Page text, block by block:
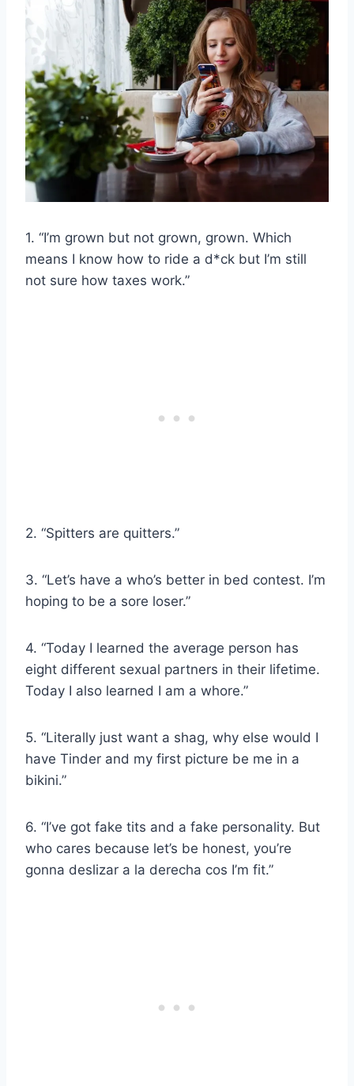
1. “I’m grown but not grown, grown. Which
means I know how to ride a d*ck but I’m still
not sure how taxes work.”
2. “Spitters are quitters.”
3. “Let’s have a who’s better in bed contest. I’m
hoping to be a sore loser.”
4. “Today I learned the average person has
eight different sexual partners in their lifetime.
Today I also learned I am a whore.”
5. “Literally just want a shag, why else would I
have Tinder and my first picture be me in a
bikini.”
6. “I’ve got fake tits and a fake personality. But
who cares because let’s be honest, you’re
gonna deslizar a la derecha cos I’m fit.”